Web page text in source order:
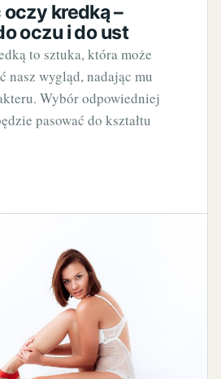
kredką –
oczu i do ust
to sztuka, która może
nasz wygląd, nadając mu
Wybór odpowiedniej
pasować do kształtu